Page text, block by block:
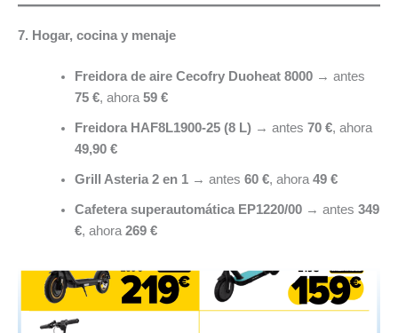
7. Hogar, cocina y menaje
Freidora de aire Cecofry Duoheat 8000→ antes
75 €, ahora59 €
Freidora HAF8L1900-25 (8 L)→ antes 70 €, ahora
49,90 €
Grill Asteria 2 en 1→ antes 60 €, ahora49 €
Cafetera superautomática EP1220/00→ antes 349
€, ahora269 €